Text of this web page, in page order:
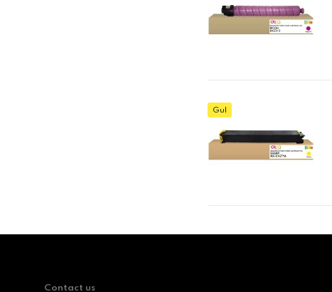
Gul
Contact us